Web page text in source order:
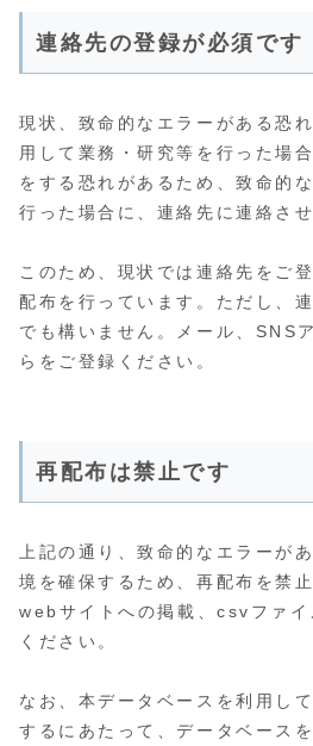
連絡先の登録が必須です
現状、致命的なエラーがある恐
用して業務・研究等を行った場
をする恐れがあるため、致命的
行った場合に、連絡先に連絡さ
このため、現状では連絡先をご
配布を行っています。ただし、
でも構いません。メール、SNS
らをご登録ください。
再配布は禁止です
上記の通り、致命的なエラーが
境を確保するため、再配布を禁
webサイトへの掲載、csvファイ
ください。
なお、本データベースを利用し
するにあたって、データベース